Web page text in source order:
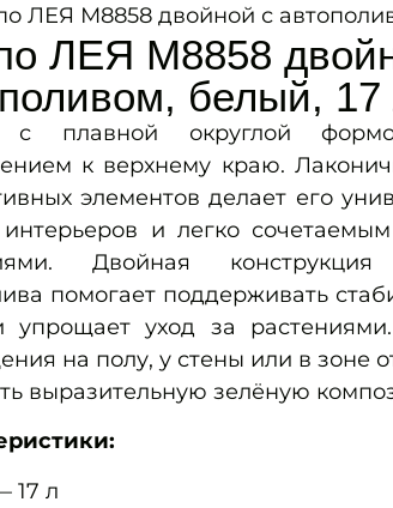
ЛЕЯ М8858 двойной с
ЛЕЯ М8858
белый, 17
с плавной округлой
к верхнему краю.
элементов делает его
и легко
Двойная
помогает поддерживать
упрощает уход за
на полу, у стены или в зоне
выразительную зелёную
17 л